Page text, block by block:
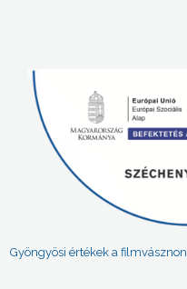
Gyöngyösi értékek a filmvásznon